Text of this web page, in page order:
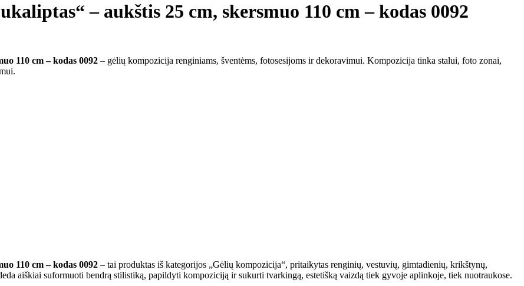
– aukštis 25 cm, skersmuo 110 cm – kodas 0092
110 cm – kodas 0092 – gėlių kompozicija renginiams, šventėms, fotosesijoms ir dekoravimui. Kompozicija tinka stalui, foto zonai,
110 cm – kodas 0092 – tai produktas iš kategorijos „Gėlių kompozicija“, pritaikytas renginių, vestuvių, gimtadienių, krikštynų,
aiškiai suformuoti bendrą stilistiką, papildyti kompoziciją ir sukurti tvarkingą, estetišką vaizdą tiek gyvoje aplinkoje, tiek nuotraukose.